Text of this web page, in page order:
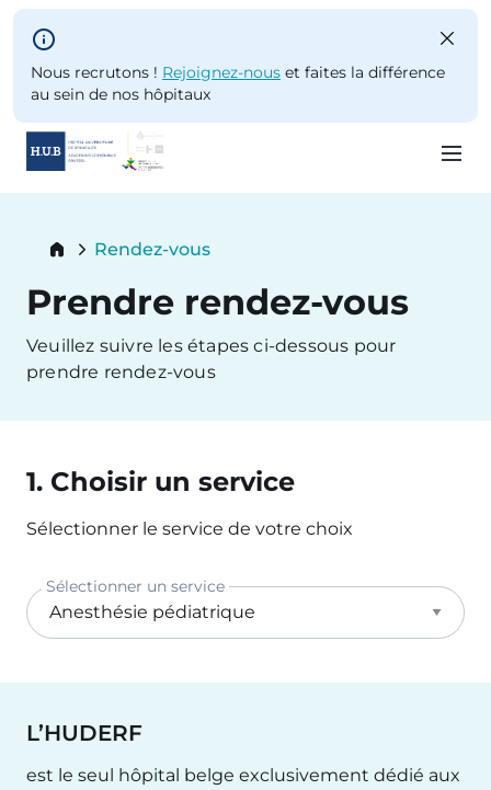
Skip to main content
Nous recrutons ! Rejoignez-nous et faites la différence
au sein de nos hôpitaux
content
Breadcrumb
Rendez-vous
Prendre rendez-vous
Veuillez suivre les étapes ci-dessous pour
prendre rendez-vous
1. Choisir un service
Sélectionner le service de votre choix
Sélectionner un service
L’HUDERF
est le seul hôpital belge exclusivement dédié aux